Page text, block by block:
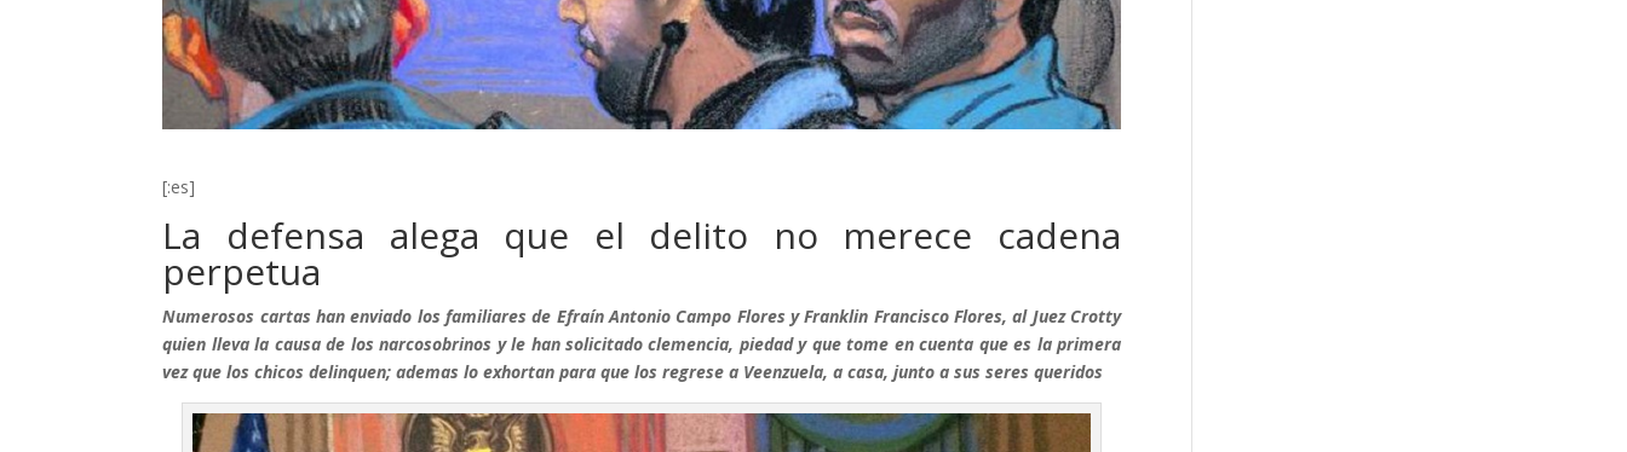
[:es]
La defensa alega que el delito no merece cadena
perpetua
Numerosos cartas han enviado los familiares de Efraín Antonio Campo Flores y Franklin Francisco Flores, al Juez Crotty
quien lleva la causa de los narcosobrinos y le han solicitado clemencia, piedad y que tome en cuenta que es la primera
vez que los chicos delinquen; ademas lo exhortan para que los regrese a Veenzuela, a casa, junto a sus seres queridos